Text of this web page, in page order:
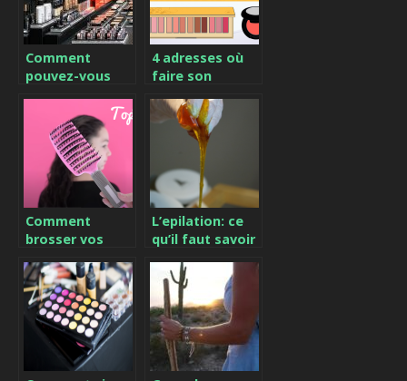
Comment
pouvez-vous
salon de
beauté?
4 adresses où
faire son
beauté
Comment
brosser vos
les abîmer ?
L’epilation: ce
qu’il faut savoir